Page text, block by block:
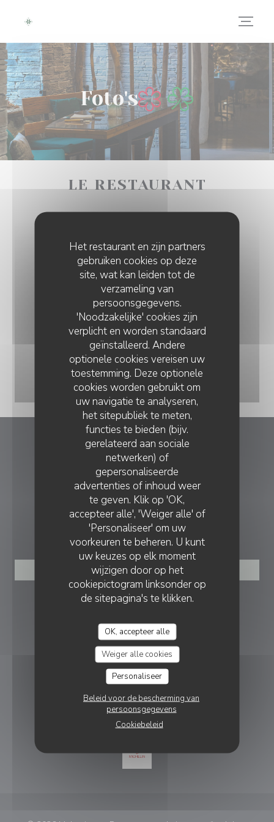
Het restaurant en zijn partners
gebruiken cookies op deze
site, wat kan leiden tot de
verzameling van
persoonsgegevens.
'Noodzakelijke' cookies zijn
verplicht en worden standaard
geïnstalleerd. Andere
optionele cookies vereisen uw
toestemming. Deze optionele
cookies worden gebruikt om
uw navigatie te analyseren,
het sitepubliek te meten,
functies te bieden (bijv.
gerelateerd aan sociale
netwerken) of
gepersonaliseerde
advertenties of inhoud weer
te geven. Klik op 'OK,
accepteer alle', 'Weiger alle' of
'Personaliseer' om uw
voorkeuren te beheren. U kunt
uw keuzes op elk moment
wijzigen door op het
cookiepictogram linksonder op
de sitepagina's te klikken.
OK, accepteer alle
Weiger alle cookies
Personaliseer
Beleid voor de bescherming van
persoonsgegevens
Cookiebeleid
Foto's
LE RESTAURANT
Maltacina
443 Rte du 45ème Parallèle 38119 Saint-Théoffrey
04 76 30 34 45
RESERVERING
RESERVEER EEN TAFEL
VOLG ONS
Facebook ((opent in een nieuw
Instagram ((opent in een
NIEUWSBRIEF
BELONINGEN